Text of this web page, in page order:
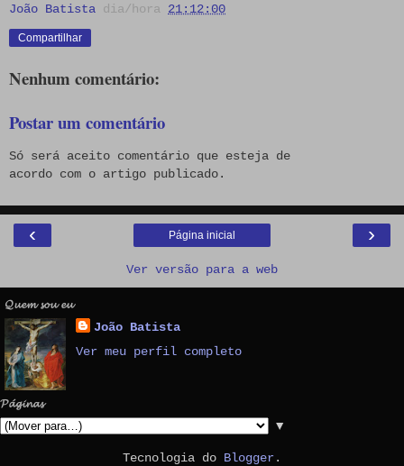
João Batista dia/hora 21:12:00
Compartilhar
Nenhum comentário:
Postar um comentário
Só será aceito comentário que esteja de
acordo com o artigo publicado.
‹ ›
Página inicial
Ver versão para a web
𝓠𝓾𝓮𝓶 𝓼𝓸𝓾 𝓮𝓾
João Batista
Ver meu perfil completo
𝓟𝓪́𝓰𝓲𝓷𝓪𝓼
▼
Tecnologia do Blogger.